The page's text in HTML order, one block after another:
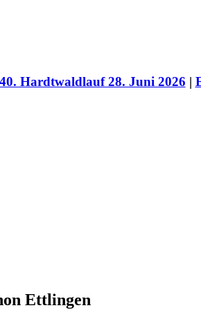
40. Hardtwaldlauf 28. Juni 2026 |
Ettlingen